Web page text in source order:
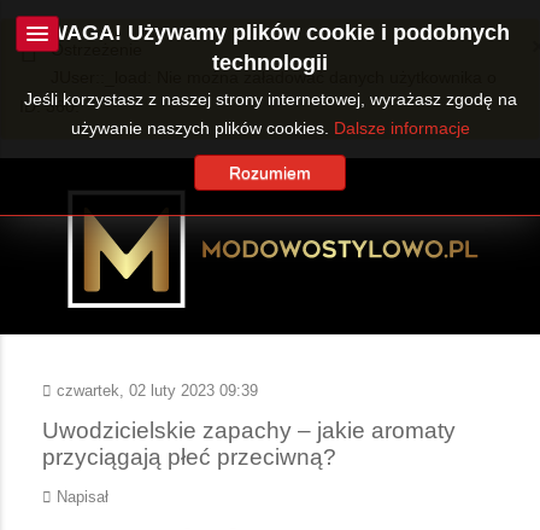
Ostrzeżenie
JUser::_load: Nie można załadować danych użytkownika o
ID: 360.
czwartek, 02 luty 2023 09:39
Uwodzicielskie zapachy – jakie aromaty
przyciągają płeć przeciwną?
Napisał
UWAGA! Używamy plików cookie i podobnych
technologii
Jeśli korzystasz z naszej strony internetowej, wyrażasz zgodę na
używanie naszych plików cookies. Dalsze informacje
Rozumiem